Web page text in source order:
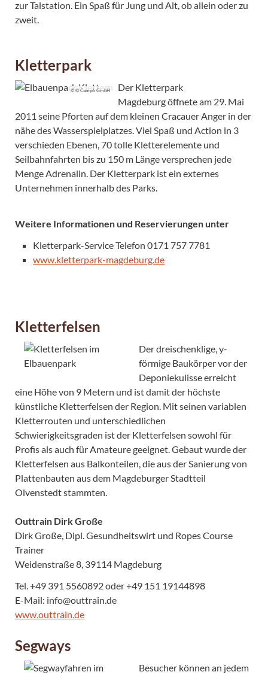
zur Talstation. Ein Spaß für Jung und Alt, ob allein oder zu
zweit.
Kletterpark
© © Camp6 GmbH
Der Kletterpark
Magdeburg öffnete am 29. Mai
2011 seine Pforten auf dem kleinen Cracauer Anger in der
nähe des Wasserspielplatzes. Viel Spaß und Action in 3
verschieden Ebenen, 70 tolle Kletterelemente und
Seilbahnfahrten bis zu 150 m Länge versprechen jede
Menge Adrenalin. Der Kletterpark ist ein externes
Unternehmen innerhalb des Parks.
Weitere Informationen und Reservierungen unter
Kletterpark-Service Telefon 0171 757 7781
www.kletterpark-magdeburg.de
Kletterfelsen
Der dreischenklige, y-
förmige Baukörper vor der
Deponiekulisse erreicht
eine Höhe von 9 Metern und ist damit der höchste
künstliche Kletterfelsen der Region. Mit seinen variablen
Kletterrouten und unterschiedlichen
Schwierigkeitsgraden ist der Kletterfelsen sowohl für
Profis als auch für Amateure geeignet. Gebaut wurde der
Kletterfelsen aus Balkonteilen, die aus der Sanierung von
Plattenbauten aus dem Magdeburger Stadtteil
Olvenstedt stammten.
Outtrain Dirk Große
Dirk Große, Dipl. Gesundheitswirt und Ropes Course
Trainer
Weidenstraße 8, 39114 Magdeburg
Tel. +49 391 5560892 oder +49 151 19144898
E-Mail: info@outtrain.de
www.outtrain.de
Segways
Besucher können an jedem